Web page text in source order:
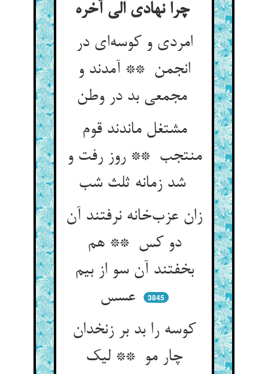
چرا نهادی الی آخره
امردی و کوسه‌ای در
انجمن ** آمدند و
مجمعی بد در وطن
مشتغل ماندند قوم
منتجب ** روز رفت و
شد زمانه ثلث شب
زان عزب‌خانه نرفتند آن
دو کس ** هم
بخفتند آن سو از بیم
عسس
3845
کوسه را بد بر زنخدان
چار مو ** لیک